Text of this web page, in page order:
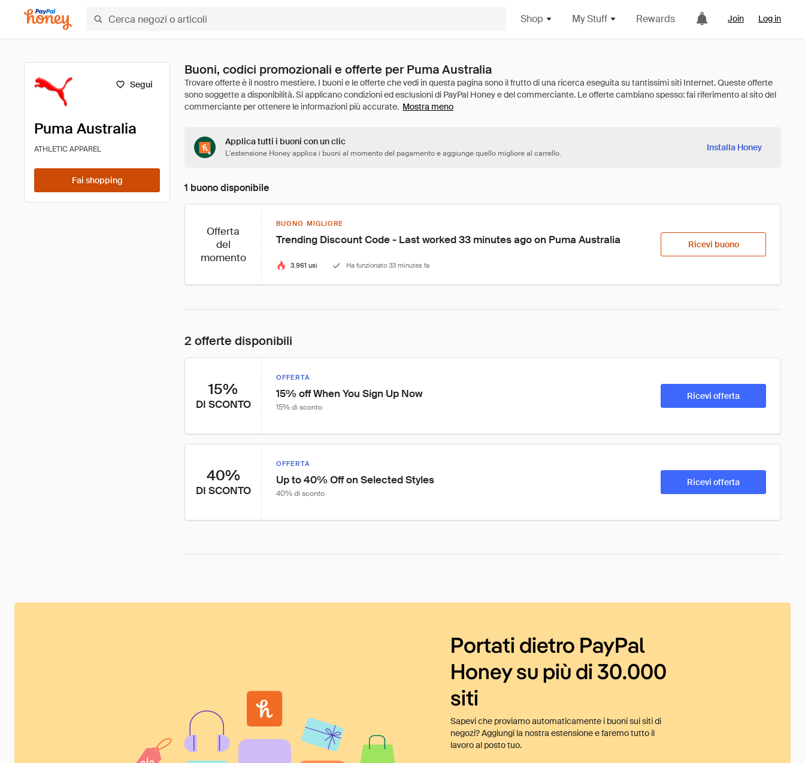
Shop My Stuff Rewards Join Log in
Segui
Puma Australia
ATHLETIC APPAREL
Fai shopping
Buoni, codici promozionali e offerte per Puma Australia
Mostra meno
Applica tutti i buoni con un clic
L'estensione Honey applica i buoni al momento del pagamento e aggiunge quello migliore al carrello.
Installa Honey
1 buono disponibile
Offerta
del
momento
BUONO MIGLIORE
Trending Discount Code - Last worked 33 minutes ago on Puma Australia
3.961 usi Ha funzionato 33 minutes fa
Ricevi buono
2 offerte disponibili
15%
DI SCONTO
OFFERTA
15% off When You Sign Up Now
15% di sconto
Ricevi offerta
40%
DI SCONTO
OFFERTA
Up to 40% Off on Selected Styles
40% di sconto
Ricevi offerta
Portati dietro PayPal
Honey su più di 30.000
siti
Sapevi che proviamo automaticamente i buoni sui siti di
negozi? Aggiungi la nostra estensione e faremo tutto il
lavoro al posto tuo.